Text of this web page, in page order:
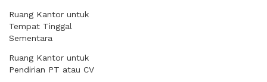
Ruang Kantor untuk
Tempat Tinggal
Sementara
Ruang Kantor untuk
Pendirian PT atau CV